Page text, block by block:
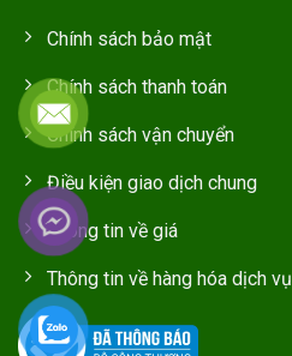
Chính sách bảo mật
Chính sách thanh toán
Chính sách vận chuyển
Điều kiện giao dịch chung
Thông tin về giá
Thông tin về hàng hóa dịch vụ